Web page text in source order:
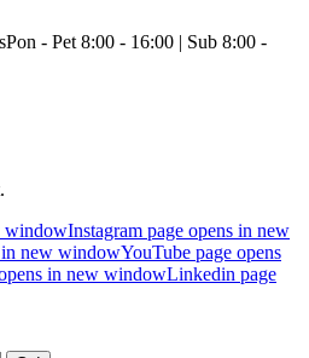
Pon - Pet 8:00 - 16:00 | Sub 8:00 -
windowInstagram page opens in new
in new windowYouTube page opens
in new windowLinkedin page